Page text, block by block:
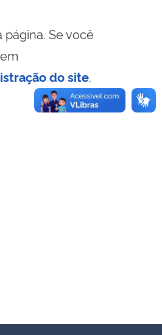
Se você
do site.